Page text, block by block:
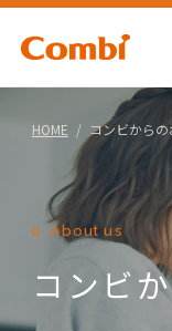
HOME コンビから
About us
コンビ